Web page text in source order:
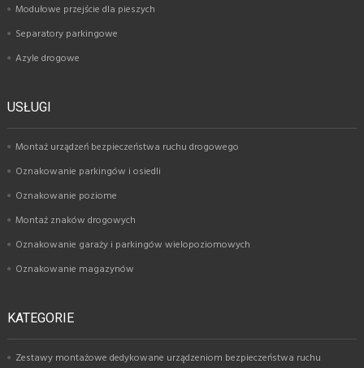
Modułowe przejście dla pieszych
Separatory parkingowe
Azyle drogowe
USŁUGI
Montaż urządzeń bezpieczeństwa ruchu drogowego
Oznakowanie parkingów i osiedli
Oznakowanie poziome
Montaż znaków drogowych
Oznakowanie garaży i parkingów wielopoziomowych
Oznakowanie magazynów
KATEGORIE
Zestawy montażowe dedykowane urządzeniom bezpieczeństwa ruchu